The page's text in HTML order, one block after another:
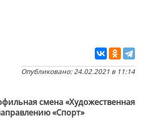
Опубликовано: 24.02.2021 в 11:14
смена «Художественная
«Спорт»